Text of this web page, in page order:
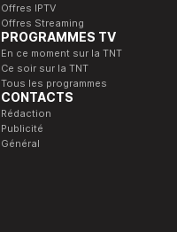
Offres IPTV
Offres Streaming
PROGRAMMES TV
En ce moment sur la TNT
Ce soir sur la TNT
Tous les programmes
CONTACTS
Rédaction
Publicité
Général